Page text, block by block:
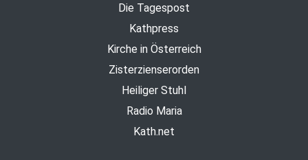
Die Tagespost
Kathpress
Kirche in Österreich
Zisterzienserorden
Heiliger Stuhl
Radio Maria
Kath.net